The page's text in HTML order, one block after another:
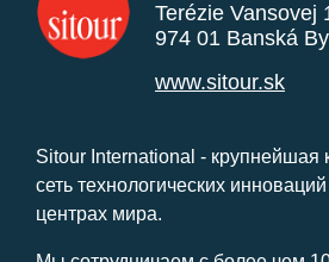
Terézie Vansovej
974 01 Banská
www.sitour.sk
Sitour International - крупнейшая
сеть технологических
центрах мира.